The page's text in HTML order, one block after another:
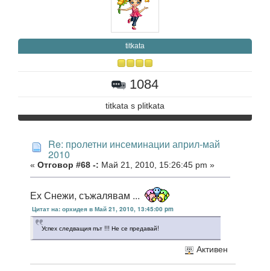
titkata
1084
titkata s plitkata
Re: пролетни инсеминации април-май
2010
« Отговор #68 -: Май 21, 2010, 15:26:45 pm »
Ех Снежи, съжалявам ...
Цитат на: орхидея в Май 21, 2010, 13:45:00 pm
Успех следващия път !!! Не се предавай!
Активен